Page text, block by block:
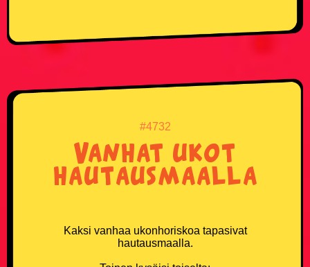
Instagram
#4732
Vanhat ukot
hautausmaalla
Kaksi vanhaa ukonhoriskoa tapasivat
hautausmaalla.